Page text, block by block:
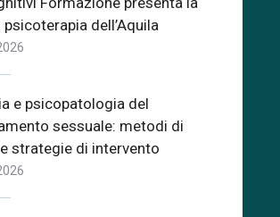
psicoterapia dell’Aquila
e psicopatologia del
sessuale: metodi di
strategie di intervento